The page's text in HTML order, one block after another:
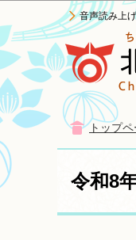
音声読み上
トップ
令和8